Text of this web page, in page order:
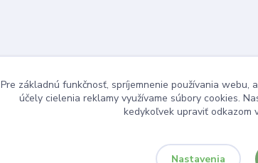
Pre základnú funkčnosť, spríjemnenie používania
účely cielenia reklamy využívame súbory cookies.
kedykoľvek upraviť odkazom
Nastavenia